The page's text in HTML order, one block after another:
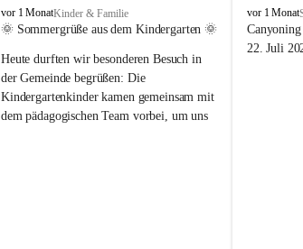
V
i
t
o
r
s
vor 1 MonatKinder & Familie
🌞 Sommergrüße aus dem Kindergarten 🌞
Heute durften wir besonderen Besuch in
der Gemeinde begrüßen: Die
Kindergartenkinder kamen gemeinsam mit
dem pädagogischen Team vorbei, um uns
V
i
k
vor 1 Monat
22. Juli